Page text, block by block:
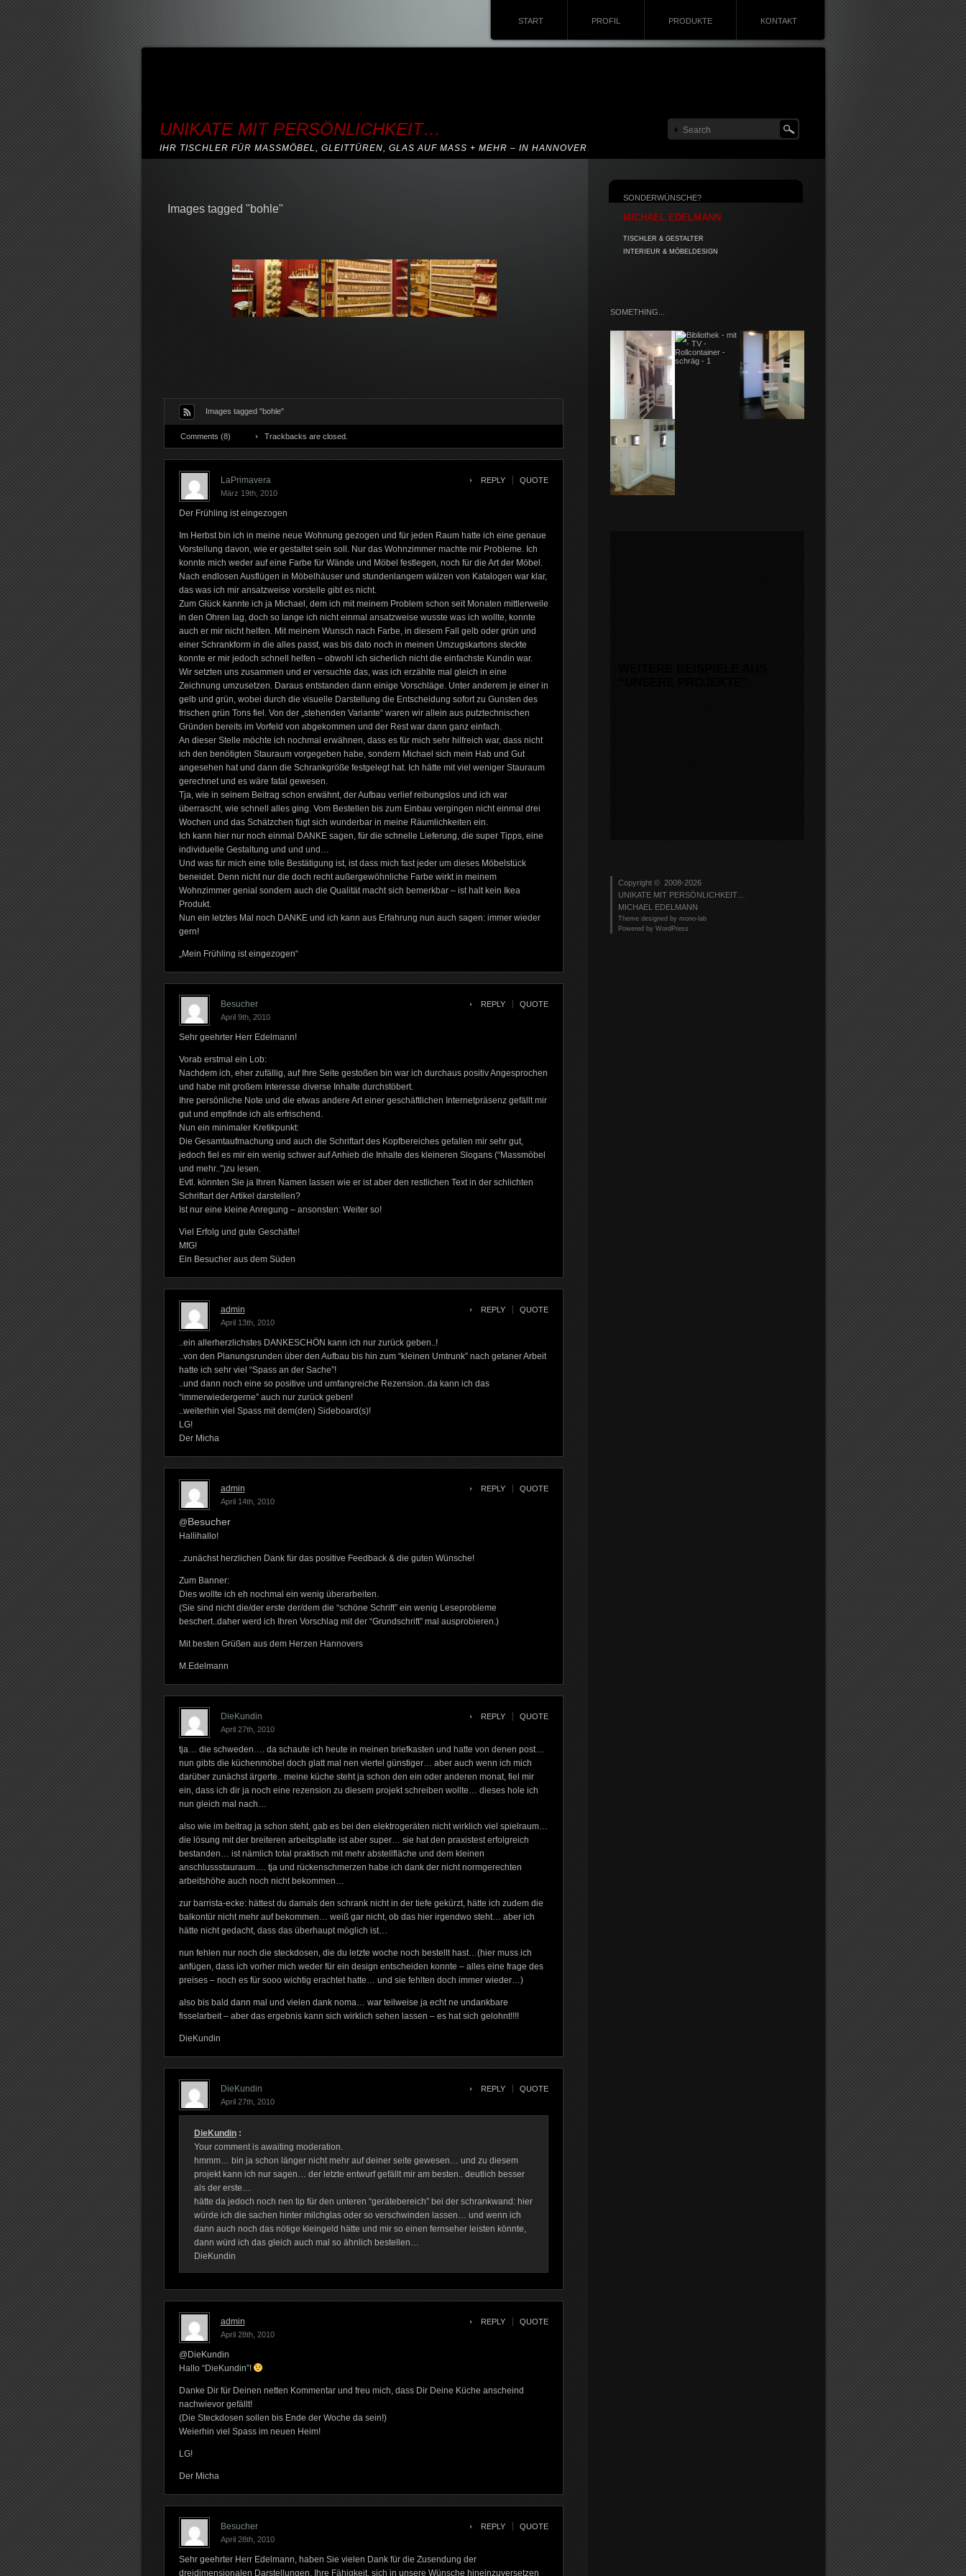
START PROFIL PRODUKTE KONTAKT
UNIKATE MIT PERSÖNLICHKEIT…
IHR TISCHLER FÜR MASSMÖBEL, GLEITTÜREN, GLAS AUF MASS + MEHR – IN HANNOVER
Images tagged "bohle"
Images tagged "bohle"
Comments (8) Trackbacks are closed.
LaPrimavera
März 19th, 2010
REPLY QUOTE
Der Frühling ist eingezogen
Im Herbst bin ich in meine neue Wohnung gezogen und für jeden Raum hatte ich eine genaue
Vorstellung davon, wie er gestaltet sein soll. Nur das Wohnzimmer machte mir Probleme. Ich
konnte mich weder auf eine Farbe für Wände und Möbel festlegen, noch für die Art der Möbel.
Nach endlosen Ausflügen in Möbelhäuser und stundenlangem wälzen von Katalogen war klar,
das was ich mir ansatzweise vorstelle gibt es nicht.
Zum Glück kannte ich ja Michael, dem ich mit meinem Problem schon seit Monaten mittlerweile
in den Ohren lag, doch so lange ich nicht einmal ansatzweise wusste was ich wollte, konnte
auch er mir nicht helfen. Mit meinem Wunsch nach Farbe, in diesem Fall gelb oder grün und
einer Schrankform in die alles passt, was bis dato noch in meinen Umzugskartons steckte
konnte er mir jedoch schnell helfen – obwohl ich sicherlich nicht die einfachste Kundin war.
Wir setzten uns zusammen und er versuchte das, was ich erzählte mal gleich in eine
Zeichnung umzusetzen. Daraus entstanden dann einige Vorschläge. Unter anderem je einer in
gelb und grün, wobei durch die visuelle Darstellung die Entscheidung sofort zu Gunsten des
frischen grün Tons fiel. Von der „stehenden Variante“ waren wir allein aus putztechnischen
Gründen bereits im Vorfeld von abgekommen und der Rest war dann ganz einfach.
An dieser Stelle möchte ich nochmal erwähnen, dass es für mich sehr hilfreich war, dass nicht
ich den benötigten Stauraum vorgegeben habe, sondern Michael sich mein Hab und Gut
angesehen hat und dann die Schrankgröße festgelegt hat. Ich hätte mit viel weniger Stauraum
gerechnet und es wäre fatal gewesen.
Tja, wie in seinem Beitrag schon erwähnt, der Aufbau verlief reibungslos und ich war
überrascht, wie schnell alles ging. Vom Bestellen bis zum Einbau vergingen nicht einmal drei
Wochen und das Schätzchen fügt sich wunderbar in meine Räumlichkeiten ein.
Ich kann hier nur noch einmal DANKE sagen, für die schnelle Lieferung, die super Tipps, eine
individuelle Gestaltung und und und…
Und was für mich eine tolle Bestätigung ist, ist dass mich fast jeder um dieses Möbelstück
beneidet. Denn nicht nur die doch recht außergewöhnliche Farbe wirkt in meinem
Wohnzimmer genial sondern auch die Qualität macht sich bemerkbar – ist halt kein Ikea
Produkt.
Nun ein letztes Mal noch DANKE und ich kann aus Erfahrung nun auch sagen: immer wieder
gern!
„Mein Frühling ist eingezogen“
Besucher
April 9th, 2010
REPLY QUOTE
Sehr geehrter Herr Edelmann!
Vorab erstmal ein Lob:
Nachdem ich, eher zufällig, auf Ihre Seite gestoßen bin war ich durchaus positiv Angesprochen
und habe mit großem Interesse diverse Inhalte durchstöbert.
Ihre persönliche Note und die etwas andere Art einer geschäftlichen Internetpräsenz gefällt mir
gut und empfinde ich als erfrischend.
Nun ein minimaler Kretikpunkt:
Die Gesamtaufmachung und auch die Schriftart des Kopfbereiches gefallen mir sehr gut,
jedoch fiel es mir ein wenig schwer auf Anhieb die Inhalte des kleineren Slogans (“Massmöbel
und mehr..”)zu lesen.
Evtl. könnten Sie ja Ihren Namen lassen wie er ist aber den restlichen Text in der schlichten
Schriftart der Artikel darstellen?
Ist nur eine kleine Anregung – ansonsten: Weiter so!
Viel Erfolg und gute Geschäfte!
MfG!
Ein Besucher aus dem Süden
admin
April 13th, 2010
REPLY QUOTE
..ein allerherzlichstes DANKESCHÖN kann ich nur zurück geben..!
..von den Planungsrunden über den Aufbau bis hin zum “kleinen Umtrunk” nach getaner Arbeit
hatte ich sehr viel “Spass an der Sache”!
..und dann noch eine so positive und umfangreiche Rezension..da kann ich das
“immerwiedergerne” auch nur zurück geben!
..weiterhin viel Spass mit dem(den) Sideboard(s)!
LG!
Der Micha
admin
April 14th, 2010
REPLY QUOTE
@Besucher
Hallihallo!
..zunächst herzlichen Dank für das positive Feedback & die guten Wünsche!
Zum Banner:
Dies wollte ich eh nochmal ein wenig überarbeiten.
(Sie sind nicht die/der erste der/dem die “schöne Schrift” ein wenig Leseprobleme
beschert..daher werd ich Ihren Vorschlag mit der “Grundschrift” mal ausprobieren.)
Mit besten Grüßen aus dem Herzen Hannovers
M.Edelmann
DieKundin
April 27th, 2010
REPLY QUOTE
tja… die schweden…. da schaute ich heute in meinen briefkasten und hatte von denen post…
nun gibts die küchenmöbel doch glatt mal nen viertel günstiger… aber auch wenn ich mich
darüber zunächst ärgerte.. meine küche steht ja schon den ein oder anderen monat, fiel mir
ein, dass ich dir ja noch eine rezension zu diesem projekt schreiben wollte… dieses hole ich
nun gleich mal nach…
also wie im beitrag ja schon steht, gab es bei den elektrogeräten nicht wirklich viel spielraum…
die lösung mit der breiteren arbeitsplatte ist aber super… sie hat den praxistest erfolgreich
bestanden… ist nämlich total praktisch mit mehr abstellfläche und dem kleinen
anschlussstauraum…. tja und rückenschmerzen habe ich dank der nicht normgerechten
arbeitshöhe auch noch nicht bekommen…
zur barrista-ecke: hättest du damals den schrank nicht in der tiefe gekürzt, hätte ich zudem die
balkontür nicht mehr auf bekommen… weiß gar nicht, ob das hier irgendwo steht… aber ich
hätte nicht gedacht, dass das überhaupt möglich ist…
nun fehlen nur noch die steckdosen, die du letzte woche noch bestellt hast…(hier muss ich
anfügen, dass ich vorher mich weder für ein design entscheiden konnte – alles eine frage des
preises – noch es für sooo wichtig erachtet hatte… und sie fehlten doch immer wieder…)
also bis bald dann mal und vielen dank noma… war teilweise ja echt ne undankbare
fisselarbeit – aber das ergebnis kann sich wirklich sehen lassen – es hat sich gelohnt!!!!
DieKundin
DieKundin
April 27th, 2010
REPLY QUOTE
DieKundin:
Your comment is awaiting moderation.
hmmm… bin ja schon länger nicht mehr auf deiner seite gewesen… und zu diesem
projekt kann ich nur sagen… der letzte entwurf gefällt mir am besten.. deutlich besser
als der erste…
hätte da jedoch noch nen tip für den unteren “gerätebereich” bei der schrankwand: hier
würde ich die sachen hinter milchglas oder so verschwinden lassen… und wenn ich
dann auch noch das nötige kleingeld hätte und mir so einen fernseher leisten könnte,
dann würd ich das gleich auch mal so ähnlich bestellen…
DieKundin
admin
April 28th, 2010
REPLY QUOTE
@DieKundin
Hallo “DieKundin”!
Danke Dir für Deinen netten Kommentar und freu mich, dass Dir Deine Küche anscheind
nachwievor gefällt!
(Die Steckdosen sollen bis Ende der Woche da sein!)
Weierhin viel Spass im neuen Heim!
LG!
Der Micha
Besucher
April 28th, 2010
REPLY QUOTE
Sehr geehrter Herr Edelmann, haben Sie vielen Dank für die Zusendung der
dreidimensionalen Darstellungen. Ihre Fähigkeit, sich in unsere Wünsche hineinzuversetzen
SONDERWÜNSCHE?
MICHAEL EDELMANN
TISCHLER & GESTALTER
INTERIEUR & MÖBELDESIGN
SOMETHING...
Copyright © 2008-2026
UNIKATE MIT PERSÖNLICHKEIT…
MICHAEL EDELMANN
Theme designed by mono-lab
Powered by WordPress